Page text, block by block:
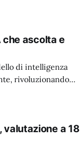
che ascolta e
di intelligenza
rivoluzionando
valutazione a 18